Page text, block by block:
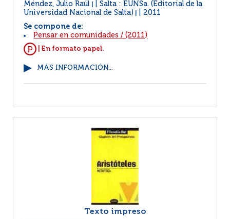
Méndez, Julio Raúl
Salta : EUNSa. (Editorial de la
Universidad Nacional de Salta)
2011
Se compone de:
Pensar en comunidades /(2011)
| En formato papel.
MÁS INFORMACIÓN...
Texto impreso